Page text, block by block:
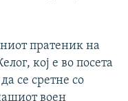
пратеник на
кој е во посета
се сретне со
воен